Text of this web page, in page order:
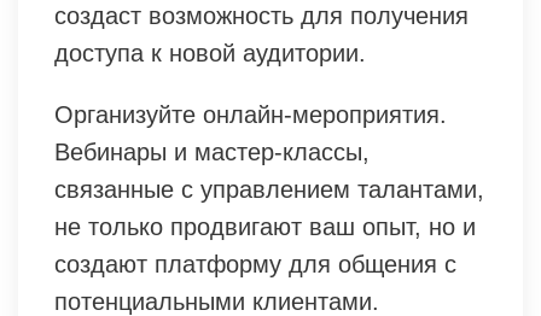
создаст возможность для получения
доступа к новой аудитории.
Организуйте онлайн-мероприятия.
Вебинары и мастер-классы,
связанные с управлением талантами,
не только продвигают ваш опыт, но и
создают платформу для общения с
потенциальными клиентами.